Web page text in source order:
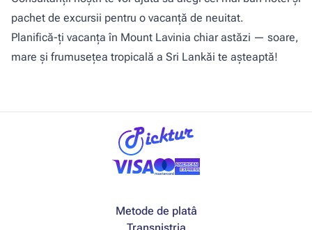
pachet de excursii pentru o vacanță de neuitat.
Planifică-ți vacanța în Mount Lavinia chiar astăzi — soare,
mare și frumusețea tropicală a Sri Lankăi te așteaptă!
Metode de platâ